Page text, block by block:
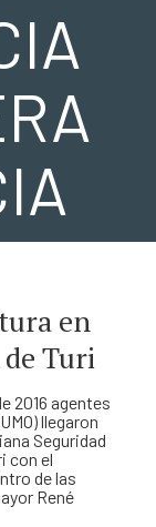
en
Turi
2016 agentes
llegaron
Seguridad
con el
de las
René